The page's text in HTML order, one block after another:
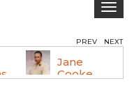
Toggle
Jane
Cooke
PREV NEXT